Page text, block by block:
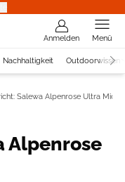
Anmelden Menü
Nachhaltigkeit Outdoorwissen
Salewa Alpenrose Ultra Mid
Alpenrose